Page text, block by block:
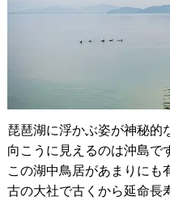
琵琶湖に浮かぶ姿が神秘的
向こうに見えるのは沖島で
この湖中鳥居があまりにも
古の大社で古くから延命長